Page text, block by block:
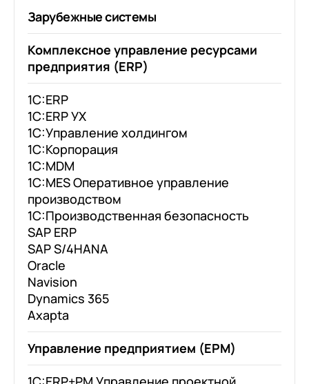
Зарубежные системы
Комплексное управление ресурсами
предприятия (ERP)
1C:ERP
1C:ERP УХ
1C:Управление холдингом
1C:Корпорация
1С:MDM
1С:MES Оперативное управление
производством
1С:Производственная безопасность
SAP ERP
SAP S/4HANA
Oracle
Navision
Dynamics 365
Axapta
Управление предприятием (EPM)